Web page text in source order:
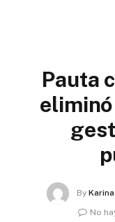
Pauta
By
No